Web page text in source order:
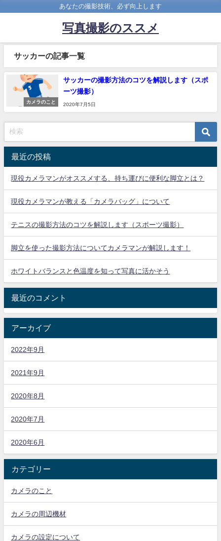
あなたの撮影技術、必ず向上します
写真撮影のススメ
サッカーの記事一覧
カメラのこと
サッカーの撮影方法のコツを解説します（スポ
ーツ撮影）
2020年7月5日
最近の投稿
現役カメラマンがオススメする、持ち運びに便利な脚立とは？
現役カメラマンが教える「カメラバッグ」について
テニスの撮影方法のコツを解説します（スポーツ撮影）
脚立を使った撮影方法についてカメラマンが解説します！
ホワイトバランスと色温度を知って写真に活かそう
最近のコメント
アーカイブ
2022年9月
2021年9月
2020年8月
2020年7月
2020年6月
カテゴリー
カメラのこと
カメラの周辺機材
カメラの設定について